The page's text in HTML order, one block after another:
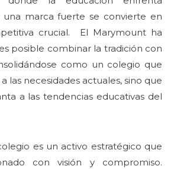
una marca fuerte se convierte en
crucial. El Marymount ha
posible combinar la tradición con
como un colegio que
las necesidades actuales, sino que
a las tendencias educativas del
es un activo estratégico que
con visión y compromiso.